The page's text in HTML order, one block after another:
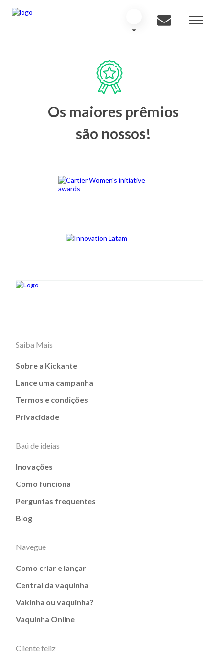
Os maiores prêmios
são nossos!
Saiba Mais
Sobre a Kickante
Lance uma campanha
Termos e condições
Privacidade
Baú de ideias
Inovações
Como funciona
Perguntas frequentes
Blog
Navegue
Como criar e lançar
Central da vaquinha
Vakinha ou vaquinha?
Vaquinha Online
Cliente feliz